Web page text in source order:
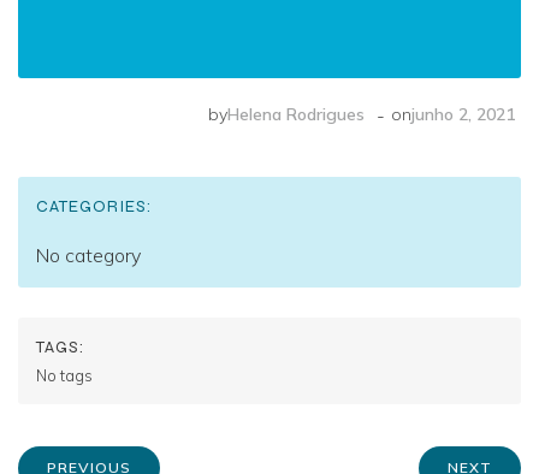
byHelena Rodrigues - onjunho 2, 2021
CATEGORIES:
No category
TAGS:
No tags
PREVIOUS NEXT